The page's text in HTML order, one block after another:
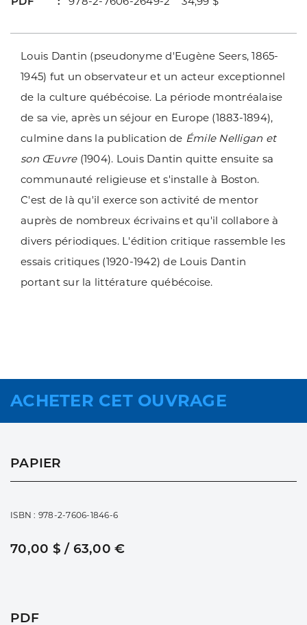
Louis Dantin (pseudonyme d'Eugène Seers, 1865-
1945) fut un observateur et un acteur exceptionnel
de la culture québécoise. La période montréalaise
de sa vie, après un séjour en Europe (1883-1894),
culmine dans la publication de Émile Nelligan et
son Œuvre(1904). Louis Dantin quitte ensuite sa
communauté religieuse et s'installe à Boston.
C'est de là qu'il exerce son activité de mentor
auprès de nombreux écrivains et qu'il collabore à
divers périodiques. L'édition critique rassemble les
essais critiques (1920-1942) de Louis Dantin
portant sur la littérature québécoise.
ACHETER CET OUVRAGE
PAPIER
ISBN : 978-2-7606-1846-6
70,00 $ / 63,00 €
PDF